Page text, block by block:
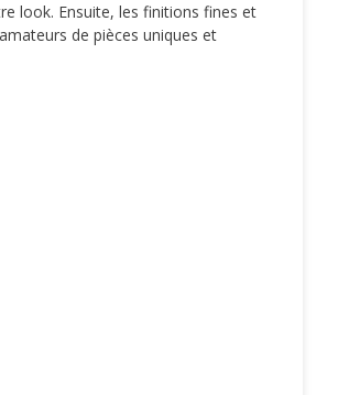
look. Ensuite, les finitions fines et
de pièces uniques et